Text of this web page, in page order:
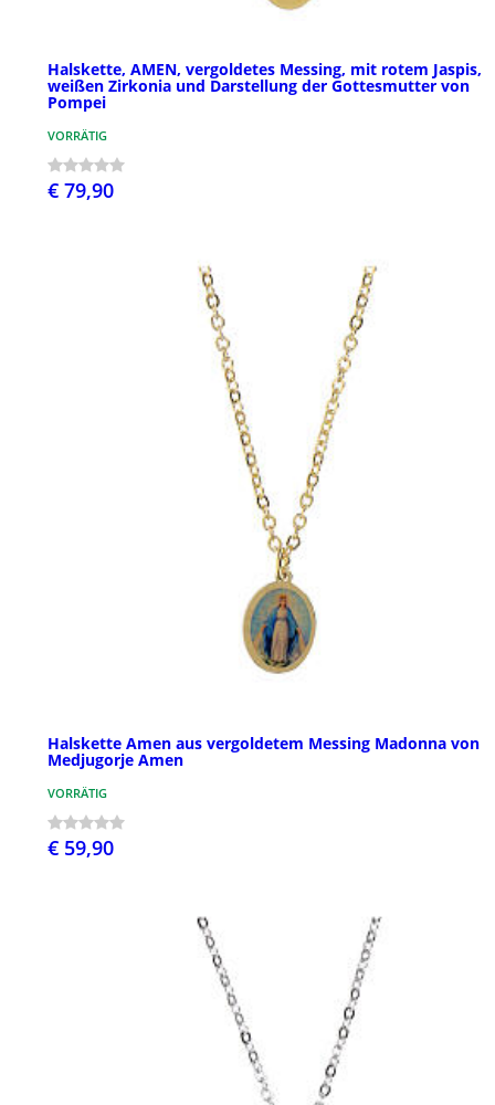
Halskette, AMEN, vergoldetes Messing, mit rotem Jaspis,
weißen Zirkonia und Darstellung der Gottesmutter von
Pompei
VORRÄTIG
€ 79,90
Halskette Amen aus vergoldetem Messing Madonna von
Medjugorje Amen
VORRÄTIG
€ 59,90